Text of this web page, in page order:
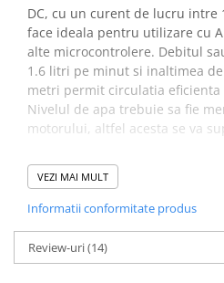
Stabilizatoare de Tensiune
Convertoare de Tensiune
Banda Izolatoare
Panouri Fotovoltaice
Smart Home
Prize Inteligente
Module Smart Home
Camere Supraveghere
Iluminat
DC, cu un curent de lucru intre
face ideala pentru utilizare cu
alte microcontrolere. Debitul
1.6 litri pe minut si inaltimea
metri permit circulatia
Nivelul de apa trebuie sa fie
motorului, altfel acesta se va
Specificatii
submersibila
verticala/
VEZI MAI MULT
Informatii conformitate produs
Review-uri(14)